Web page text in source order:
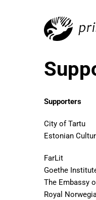
Supporters
City of Tartu
Estonian
FarLit
Goethe
The Embassy
Royal